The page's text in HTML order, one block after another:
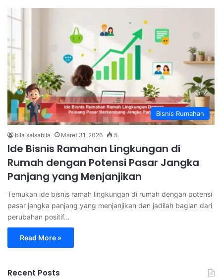
Bisnis Rumahan
bila salsabila Maret 31, 2026 5
Ide Bisnis Ramahan Lingkungan di
Rumah dengan Potensi Pasar Jangka
Panjang yang Menjanjikan
Temukan ide bisnis ramah lingkungan di rumah dengan potensi
pasar jangka panjang yang menjanjikan dan jadilah bagian dari
perubahan positif…
Read More »
Recent Posts